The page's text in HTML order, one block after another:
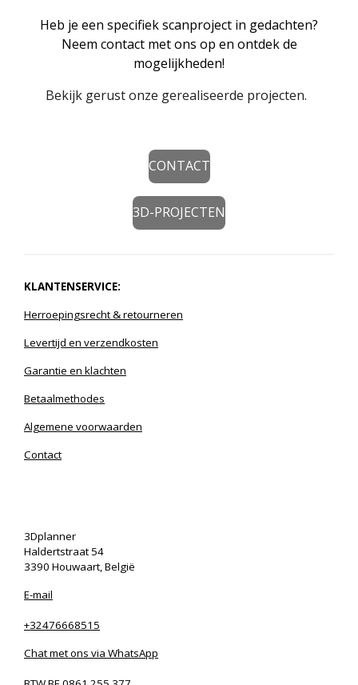
Heb je een specifiek scanproject in gedachten?
Neem contact met ons op en ontdek de
mogelijkheden!
Bekijk gerust onze gerealiseerde projecten.
CONTACT
3D-PROJECTEN
KLANTENSERVICE:
Herroepingsrecht& retourneren
Levertijd en verzendkosten
Garantie en klachten
Betaalmethodes
Algemene voorwaarden
Contact
3Dplanner
Haldertstraat 54
3390 Houwaart, België
E-mail
+32476668515
Chat met ons via WhatsApp